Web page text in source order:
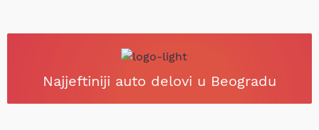
Najjeftiniji auto delovi u Beogradu